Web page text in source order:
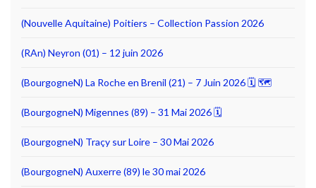
(Nouvelle Aquitaine) Poitiers – Collection Passion 2026
(RAn) Neyron (01) – 12 juin 2026
(BourgogneN) La Roche en Brenil (21) – 7 Juin 2026 🗓 🗺
(BourgogneN) Migennes (89) – 31 Mai 2026 🗓
(BourgogneN) Traçy sur Loire – 30 Mai 2026
(BourgogneN) Auxerre (89) le 30 mai 2026